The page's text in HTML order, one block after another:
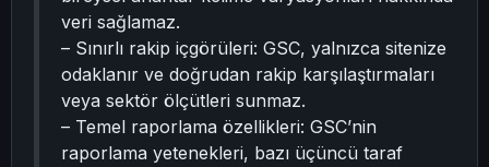
veri sağlamaz.
– Sınırlı rakip içgörüleri: GSC, yalnızca sitenize
odaklanır ve doğrudan rakip karşılaştırmaları
veya sektör ölçütleri sunmaz.
– Temel raporlama özellikleri: GSC’nin
raporlama yetenekleri, bazı üçüncü taraf